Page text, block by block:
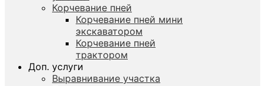
Корчевание пней
Корчевание пней мини
экскаватором
Корчевание пней
трактором
Доп. услуги
Выравнивание участка